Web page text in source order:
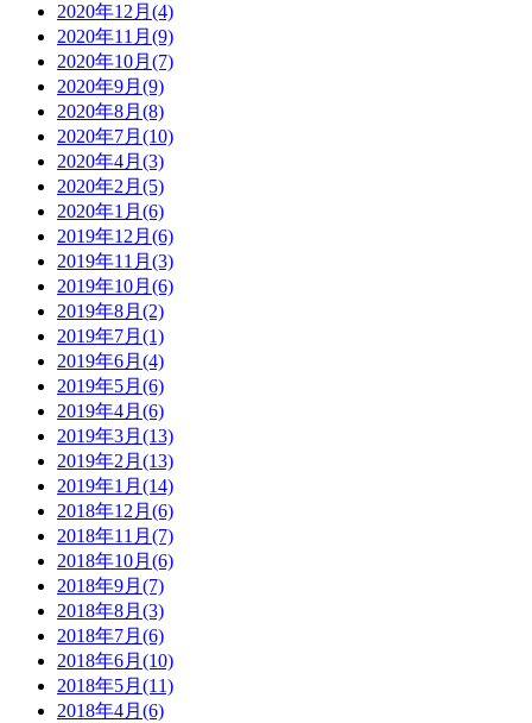
2020年12月(4)
2020年11月(9)
2020年10月(7)
2020年9月(9)
2020年8月(8)
2020年7月(10)
2020年4月(3)
2020年2月(5)
2020年1月(6)
2019年12月(6)
2019年11月(3)
2019年10月(6)
2019年8月(2)
2019年7月(1)
2019年6月(4)
2019年5月(6)
2019年4月(6)
2019年3月(13)
2019年2月(13)
2019年1月(14)
2018年12月(6)
2018年11月(7)
2018年10月(6)
2018年9月(7)
2018年8月(3)
2018年7月(6)
2018年6月(10)
2018年5月(11)
2018年4月(6)